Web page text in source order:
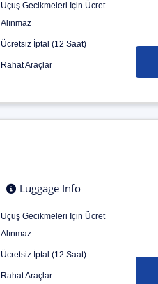
Uçuş Gecikmeleri Için Ücret
Alınmaz
Ücretsiz İptal (12 Saat)
Rahat Araçlar
Luggage Info
Uçuş Gecikmeleri Için Ücret
Alınmaz
Ücretsiz İptal (12 Saat)
Rahat Araçlar